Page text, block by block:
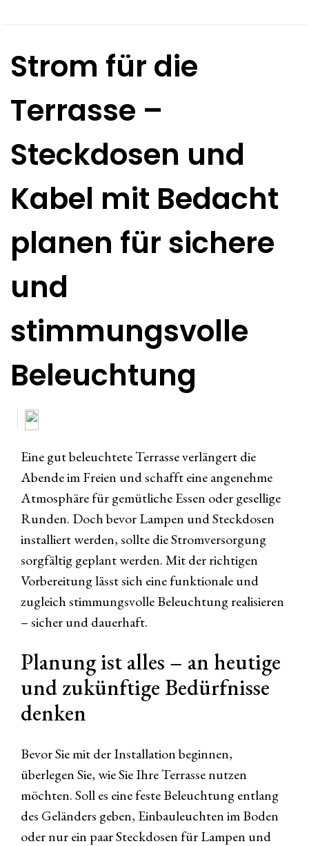
Strom für die
Terrasse –
Steckdosen und
Kabel mit Bedacht
planen für sichere
und
stimmungsvolle
Beleuchtung
Eine gut beleuchtete Terrasse verlängert die
Abende im Freien und schafft eine angenehme
Atmosphäre für gemütliche Essen oder gesellige
Runden. Doch bevor Lampen und Steckdosen
installiert werden, sollte die Stromversorgung
sorgfältig geplant werden. Mit der richtigen
Vorbereitung lässt sich eine funktionale und
zugleich stimmungsvolle Beleuchtung realisieren
– sicher und dauerhaft.
Planung ist alles – an heutige
und zukünftige Bedürfnisse
denken
Bevor Sie mit der Installation beginnen,
überlegen Sie, wie Sie Ihre Terrasse nutzen
möchten. Soll es eine feste Beleuchtung entlang
des Geländers geben, Einbauleuchten im Boden
oder nur ein paar Steckdosen für Lampen und